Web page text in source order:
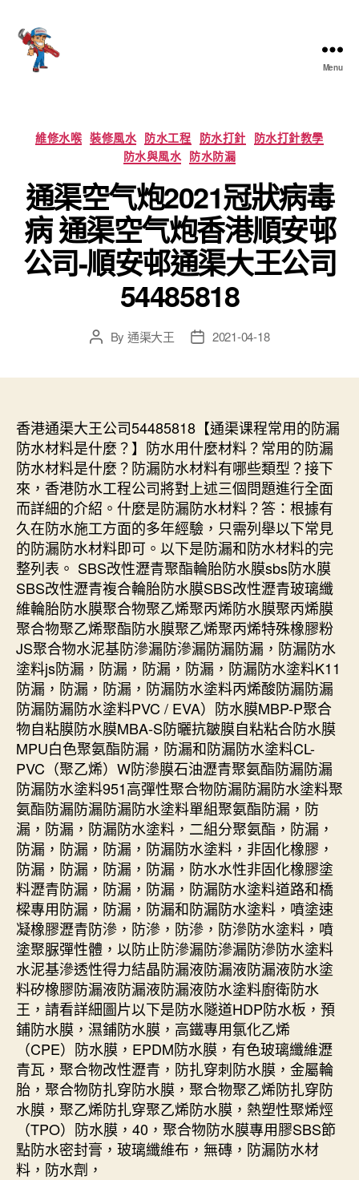
Menu
Categories
維修水喉 裝修風水 防水工程 防水打針 防水打針教學
防水與風水 防水防漏
通渠空气炮2021冠狀病毒
病 通渠空气炮香港順安邨
公司-順安邨通渠大王公司
54485818
PostBy 通渠大王
Post2021-04-18
香港通渠大王公司54485818【通渠课程常用的防漏
防水材料是什麼？】防水用什麼材料？常用的防漏
防水材料是什麼？防漏防水材料有哪些類型？接下
來，香港防水工程公司將對上述三個問題進行全面
而詳細的介紹。什麼是防漏防水材料？答：根據有
久在防水施工方面的多年經驗，只需列舉以下常見
的防漏防水材料即可。以下是防漏和防水材料的完
整列表。 SBS改性瀝青聚酯輪胎防水膜sbs防水膜
SBS改性瀝青複合輪胎防水膜SBS改性瀝青玻璃纖
維輪胎防水膜聚合物聚乙烯聚丙烯防水膜聚丙烯膜
聚合物聚乙烯聚酯防水膜聚乙烯聚丙烯特殊橡膠粉
JS聚合物水泥基防滲漏防滲漏防漏防漏，防漏防水
塗料js防漏，防漏，防漏，防漏，防漏防水塗料K11
防漏，防漏，防漏，防漏防水塗料丙烯酸防漏防漏
防漏防漏防水塗料PVC / EVA）防水膜MBP-P聚合
物自粘膜防水膜MBA-S防曬抗皺膜自粘粘合防水膜
MPU白色聚氨酯防漏，防漏和防漏防水塗料CL-
PVC（聚乙烯）W防滲膜石油瀝青聚氨酯防漏防漏
防漏防水塗料951高彈性聚合物防漏防漏防水塗料聚
氨酯防漏防漏防漏防水塗料單組聚氨酯防漏，防
漏，防漏，防漏防水塗料，二組分聚氨酯，防漏，
防漏，防漏，防漏，防漏防水塗料，非固化橡膠，
防漏，防漏，防漏，防漏，防水水性非固化橡膠塗
料瀝青防漏，防漏，防漏，防漏防水塗料道路和橋
樑專用防漏，防漏，防漏和防漏防水塗料，噴塗速
凝橡膠瀝青防滲，防滲，防滲，防滲防水塗料，噴
塗聚脲彈性體，以防止防滲漏防滲漏防滲防水塗料
水泥基滲透性得力結晶防漏液防漏液防漏液防水塗
料矽橡膠防漏液防漏液防漏液防水塗料廚衛防水
王，請看詳細圖片以下是防水隧道HDP防水板，預
鋪防水膜，濕鋪防水膜，高鐵專用氯化乙烯
（CPE）防水膜，EPDM防水膜，有色玻璃纖維瀝
青瓦，聚合物改性瀝青，防扎穿刺防水膜，金屬輪
胎，聚合物防扎穿防水膜，聚合物聚乙烯防扎穿防
水膜，聚乙烯防扎穿聚乙烯防水膜，熱塑性聚烯烴
（TPO）防水膜，40，聚合物防水膜專用膠SBS節
點防水密封膏，玻璃纖維布，無磚，防漏防水材
料，防水劑，